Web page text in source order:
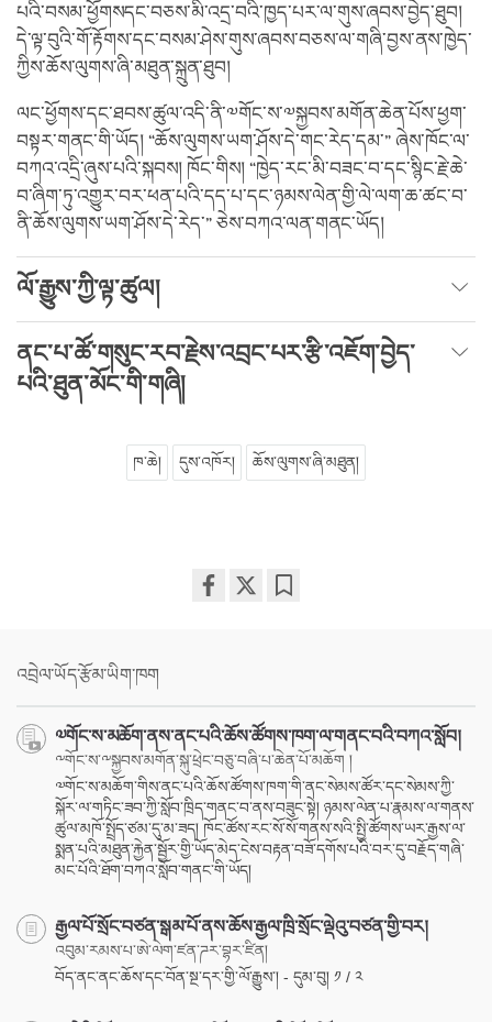
པའི་བསམ་ཕྱོགསདང་བཅས་མི་འདྲ་བའི་ཁྱད་པར་ལ་གུས་ཞབས་བྱེད་ཐུབ།
དེ་ལྟ་བུའི་གོ་རྟོགས་དང་བསམ་ཤེས་གུས་ཞབས་བཅས་ལ་གཞི་བྱས་ནས་ཁྱེད་
ཀྱིས་ཆོས་ལུགས་ཞི་མཐུན་སྐྲུན་ཐུབ།
ལང་ཕྱོགས་དང་ཐབས་ཚུལ་འདི་ནི་༧གོང་ས་༧སྐྱབས་མགོན་ཆེན་པོས་ཕྱག་
བསྟར་གནང་གི་ཡོད། “ཆོས་ལུགས་ཡག་ཤོས་དེ་གང་རེད་དམ་” ཞེས་ཁོང་ལ་
བཀའ་འདྲི་ཞུས་པའི་སྐབས། ཁོང་གིས། “ཁྱེད་རང་མི་བཟང་བ་དང་སྙིང་རྗེ་ཆེ་
བ་ཞིག་ཏུ་འགྱུར་བར་ཕན་པའི་དད་པ་དང་ཉམས་ལེན་གྱི་ལེ་ལག་ཆ་ཚང་བ་
ནི་ཆོས་ལུགས་ཡག་ཤོས་དེ་རེད་” ཅེས་བཀའ་ལན་གནང་ཡོད།
ལོ་རྒྱུས་ཀྱི་ལྟ་ཚུལ།
ནང་པ་ཚོ་གསུང་རབ་རྗེས་འབྲང་པར་རྩི་འཇོག་བྱེད་
པའི་ཐུན་མོང་གི་གཞི།
ཁ་ཆེ། དུས་འཁོར། ཆོས་ལུགས་ཞི་མཐུན།
འབྲེལ་ཡོད་རྩོམ་ཡིག་ཁག
༧གོང་ས་མཆོག་ནས་ནང་པའི་ཆོས་ཚོགས་ཁག་ལ་གནང་བའི་བཀའ་སློབ།
༸གོང་ས་༸སྐྱབས་མགོན་སྐུ་ཕྲེང་བཅུ་བཞི་པ་ཆེན་པོ་མཆོག །
༧གོང་ས་མཆོག་གིས་ནང་པའི་ཆོས་ཚོགས་ཁག་གི་ནང་སེམས་ཚོར་དང་སེམས་ཀྱི་
སྐོར་ལ་གཏིང་ཟབ་ཀྱི་སློབ་ཁྲིད་གནང་བ་ནས་བཟུང་སྟེ། ཉམས་ལེན་པ་རྣམས་ལ་གནས་
ཚུལ་མཁོ་སྤྲོད་ཙམ་དུ་མ་ཟད། ཁོང་ཚོས་རང་སོ་སོ་གནས་སའི་སྤྱི་ཚོགས་ཡར་རྒྱས་ལ་
སྨན་པའི་མཐུན་རྐྱེན་སྦྱོར་གྱི་ཡོད་མེད་ངེས་བརྟན་བཟོ་དགོས་པའི་བར་དུ་བརྗོད་གཞི་
མང་པོའི་ཐོག་བཀའ་སློབ་གནང་གི་ཡོད།
རྒྱལ་པོ་སྲོང་བཙན་སྒམ་པོ་ནས་ཆོས་རྒྱལ་ཁྲི་སྲོང་ལྡེའུ་བཙན་གྱི་བར།
འབུམ་རམས་པ་ཨེ་ལེག་ཛན་ཌར་བྷར་ཛིན།
བོད་ནང་ནང་ཆོས་དང་བོན་སྔ་དར་གྱི་ལོ་རྒྱུས་། - དུམ་བུ། ༡ / ༢